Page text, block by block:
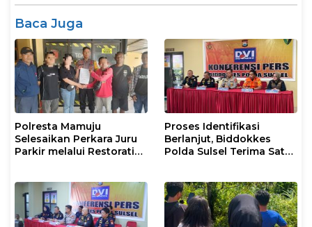
Baca Juga
Polresta Mamuju
Selesaikan Perkara Juru
Parkir melalui Restorative
Proses Identifikasi
Berlanjut, Biddokkes
Polda Sulsel Terima Satu